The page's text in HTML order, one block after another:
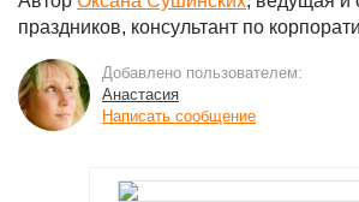
праздников, консультант по
Добавлено пользователем:
Анастасия
Написать сообщение